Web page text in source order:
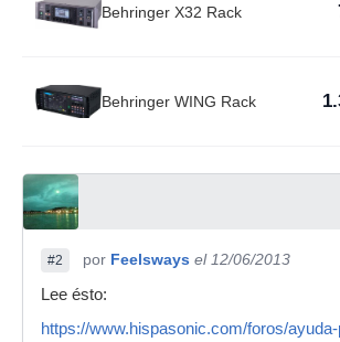
Behringer X32 Rack
Behringer WING Rack
#2 por Feelsways el 12/06/2013
Lee ésto:
https://www.hispasonic.com/foros/